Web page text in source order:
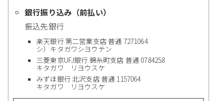
銀行振り込み（前払い）
振込先銀行
楽天銀行 第二営業支店 普通 7271064
シ）キタガワシヨウテン
三菱東京UFJ銀行 錦糸町支店 普通 0784258
キタガワ リヨウスケ
みずほ銀行 北沢支店 普通 1157064
キタガワ リヨウスケ